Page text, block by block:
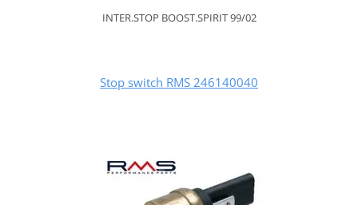
INTER.STOP BOOST.SPIRIT 99/02
Stop switch RMS 246140040